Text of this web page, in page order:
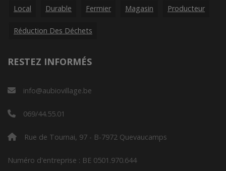
Local Durable Fermier Magasin Producteur
Réduction Des Déchets
RESTEZ INFORMÉS
info@aubiovillage.be
069/44.55.01
Rue de Tournai, 97 - B-7972 Quevaucamps
Numéro d'entreprise : BE 0501.970.644